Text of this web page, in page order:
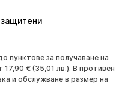
пунктове за получаване на
€ (35,01 лв.). В противен
и обслужване в размер на